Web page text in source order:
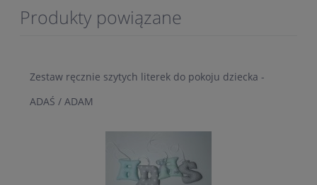
Produkty powiązane
Zestaw ręcznie szytych literek do pokoju dziecka -
ADAŚ / ADAM